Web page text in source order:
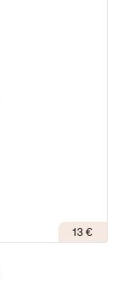
13 €